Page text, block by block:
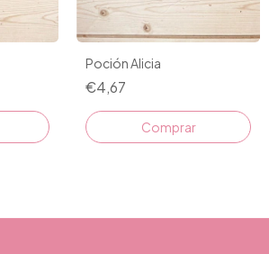
Poción Alicia
€4,67
Comprar